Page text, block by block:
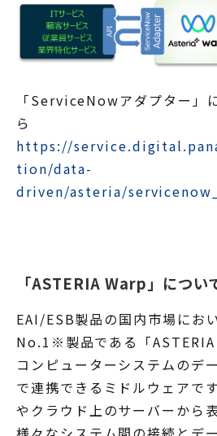
「ServiceNowアダプター」
ら
https://
tion/data-
driven/asteria/
「ASTERIA Warp」につい
EAI/ESB製品の国内市場にお
No.1※製品である「
コンピューターシステムのデ
で連携できるミドルウェアで
やクラウド上のサーバーから